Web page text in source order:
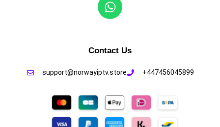
Contact Us
support@norwayiptv.store +447456045899